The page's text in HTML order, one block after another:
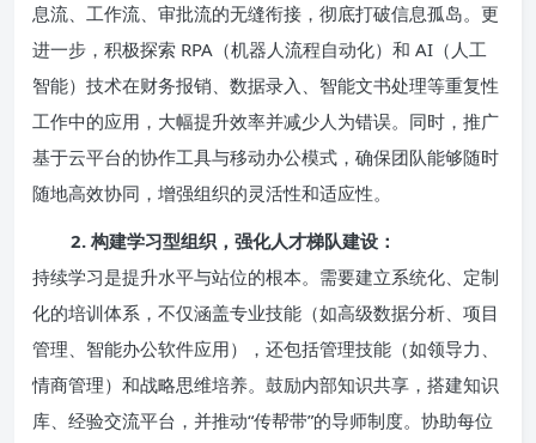
息流、工作流、审批流的无缝衔接，彻底打破信息孤岛。更
进一步，积极探索 RPA（机器人流程自动化）和 AI（人工
智能）技术在财务报销、数据录入、智能文书处理等重复性
工作中的应用，大幅提升效率并减少人为错误。同时，推广
基于云平台的协作工具与移动办公模式，确保团队能够随时
随地高效协同，增强组织的灵活性和适应性。
2. 构建学习型组织，强化人才梯队建设：
持续学习是提升水平与站位的根本。需要建立系统化、定制
化的培训体系，不仅涵盖专业技能（如高级数据分析、项目
管理、智能办公软件应用），还包括管理技能（如领导力、
情商管理）和战略思维培养。鼓励内部知识共享，搭建知识
库、经验交流平台，并推动“传帮带”的导师制度。协助每位